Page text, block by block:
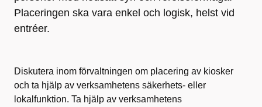
Placeringen ska vara enkel och logisk, helst vid
entréer.
Diskutera inom förvaltningen om placering av kiosker
och ta hjälp av verksamhetens säkerhets- eller
lokalfunktion. Ta hjälp av verksamhetens